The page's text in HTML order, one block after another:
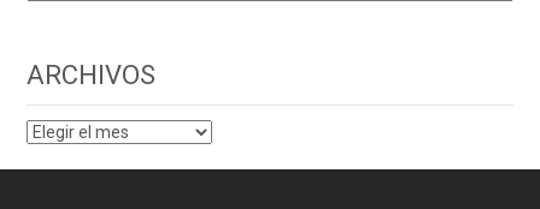
ARCHIVOS
ARCHIVOS